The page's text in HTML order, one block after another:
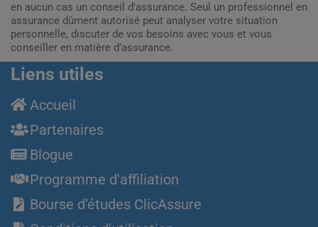
en aucun cas un conseil d'assurance. Seul un professionnel en
assurance dûment autorisé peut analyser votre situation
personnelle, discuter de vos besoins avec vous et vous
conseiller en matière d’assurance.
Liens utiles
Accueil
Partenaires
Blogue
Programme d'affiliation
Bourse d’études ClicAssure